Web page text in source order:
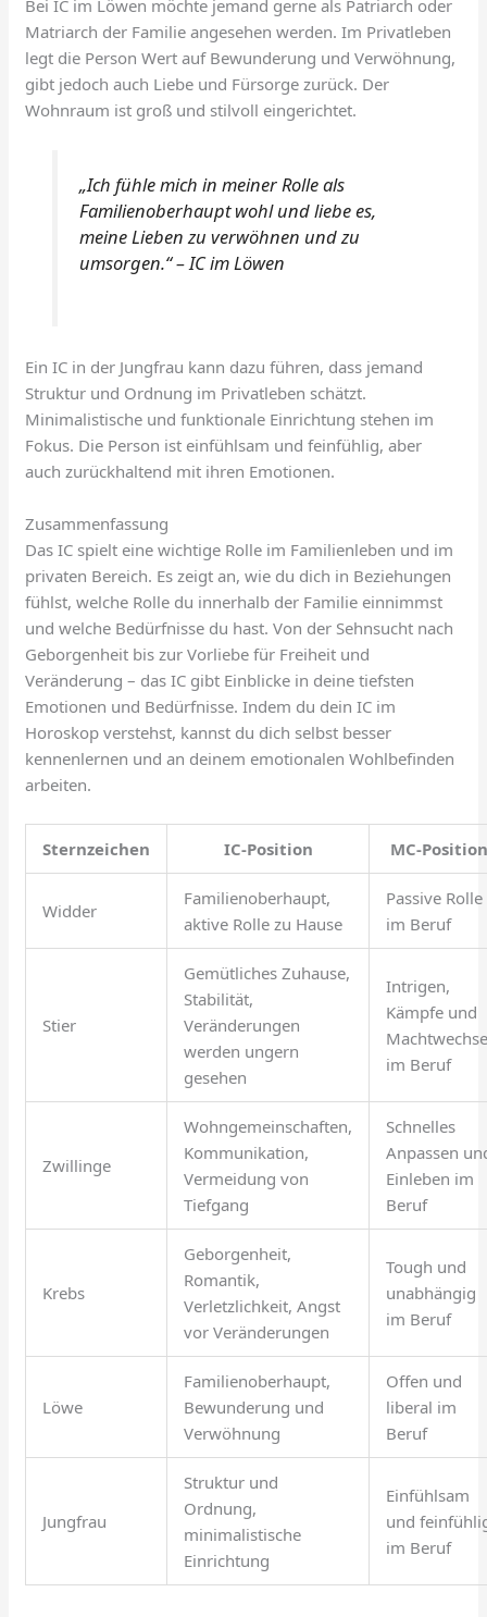
Bei IC im Löwen möchte jemand gerne als Patriarch oder
Matriarch der Familie angesehen werden. Im Privatleben
legt die Person Wert auf Bewunderung und Verwöhnung,
gibt jedoch auch Liebe und Fürsorge zurück. Der
Wohnraum ist groß und stilvoll eingerichtet.
„Ich fühle mich in meiner Rolle als
Familienoberhaupt wohl und liebe es,
meine Lieben zu verwöhnen und zu
umsorgen.“ – IC im Löwen
Ein IC in der Jungfrau kann dazu führen, dass jemand
Struktur und Ordnung im Privatleben schätzt.
Minimalistische und funktionale Einrichtung stehen im
Fokus. Die Person ist einfühlsam und feinfühlig, aber
auch zurückhaltend mit ihren Emotionen.
Zusammenfassung
Das IC spielt eine wichtige Rolle im Familienleben und im
privaten Bereich. Es zeigt an, wie du dich in Beziehungen
fühlst, welche Rolle du innerhalb der Familie einnimmst
und welche Bedürfnisse du hast. Von der Sehnsucht nach
Geborgenheit bis zur Vorliebe für Freiheit und
Veränderung – das IC gibt Einblicke in deine tiefsten
Emotionen und Bedürfnisse. Indem du dein IC im
Horoskop verstehst, kannst du dich selbst besser
kennenlernen und an deinem emotionalen Wohlbefinden
arbeiten.
Sternzeichen IC-Position MC-
Widder
Familienoberhaupt,
aktive Rolle zu Hause
Passive Rolle
im Beruf
Stier
Gemütliches Zuhause,
Stabilität,
Veränderungen
werden ungern
gesehen
Intrigen,
Kämpfe und
im Beruf
Zwillinge
Wohngemeinschaften,
Kommunikation,
Vermeidung von
Tiefgang
Schnelles
Anpassen
Einleben im
Beruf
Krebs
Geborgenheit,
Romantik,
Verletzlichkeit, Angst
vor Veränderungen
Tough und
unabhängig
im Beruf
Löwe
Familienoberhaupt,
Bewunderung und
Verwöhnung
Offen und
liberal im
Beruf
Jungfrau
Struktur und
Ordnung,
minimalistische
Einrichtung
Einfühlsam
und
im Beruf